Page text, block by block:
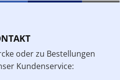
oder zu Bestellungen
Kundenservice: